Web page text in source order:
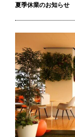
夏季休業のお知らせ